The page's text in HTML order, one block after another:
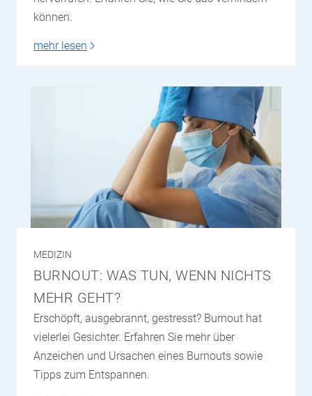
können.
mehr lesen
MEDIZIN
BURNOUT: WAS TUN, WENN NICHTS
MEHR GEHT?
Erschöpft, ausgebrannt, gestresst? Burnout hat
vielerlei Gesichter. Erfahren Sie mehr über
Anzeichen und Ursachen eines Burnouts sowie
Tipps zum Entspannen.